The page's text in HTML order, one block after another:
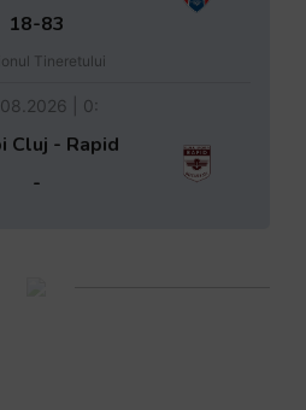
18-83
Tineretului
| 0:
Cluj - Rapid
-